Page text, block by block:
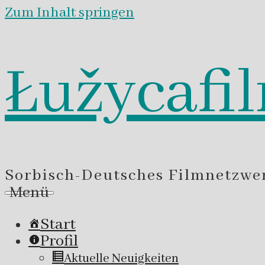
Zum Inhalt springen
Sorbisch-Deutsches
Menü
Start
Profil
Aktuelle Neuigkeiten